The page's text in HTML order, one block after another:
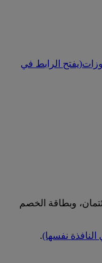
(يفتح الرابط في
وبطاقة الخصم
نفسها).